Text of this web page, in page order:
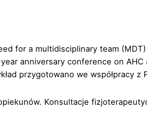
for a multidisciplinary team
anniversary conference on AHC
przygotowano we współpracy z
Konsultacje